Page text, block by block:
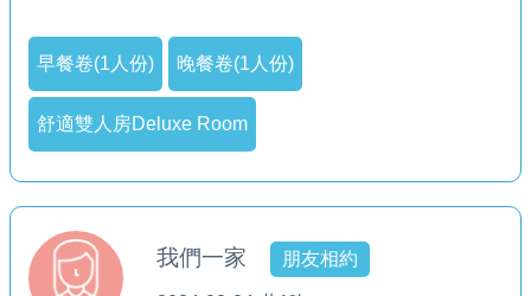
早餐卷(1人份) 晚餐卷(1人份)
舒適雙人房Deluxe Room
我們一家 朋友相約